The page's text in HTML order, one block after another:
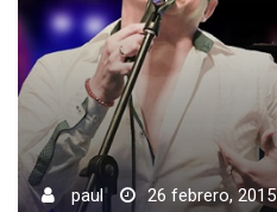
paul
26 febrero, 2015